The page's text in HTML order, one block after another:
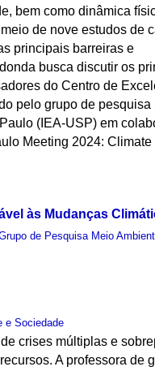
bem como dinâmica
de nove estudos de
principais barreiras e
busca discutir os
do Centro de
pelo grupo de pesquisa
(IEA-USP) em
Meeting 2024:
às Mudanças
de Pesquisa Meio
e Sociedade
crises múltiplas e
A professora de